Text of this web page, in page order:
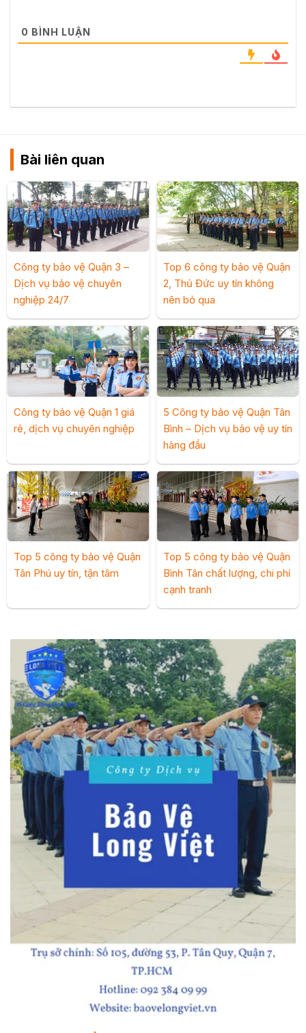
0 BÌNH LUẬN
Bài liên quan
Công ty bảo vệ Quận 3 –
Dịch vụ bảo vệ chuyên
nghiệp 24/7
Top 6 công ty bảo vệ Quận
2, Thủ Đức uy tín không
nên bỏ qua
Công ty bảo vệ Quận 1 giá
rẻ, dịch vụ chuyên nghiệp
5 Công ty bảo vệ Quận Tân
Bình – Dịch vụ bảo vệ uy tín
hàng đầu
Top 5 công ty bảo vệ Quận
Tân Phú uy tín, tận tâm
Top 5 công ty bảo vệ Quận
Bình Tân chất lượng, chi phí
cạnh tranh